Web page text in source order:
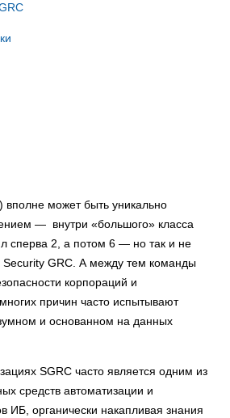
вполне может быть уникально
— внутри «большого» класса
сперва 2, а потом 6 — но так и не
Security GRC. А между тем команды
корпораций и
причин часто испытывают
и основанном на данных
SGRC часто является одним из
средств автоматизации и
ИБ, органически накапливая знания